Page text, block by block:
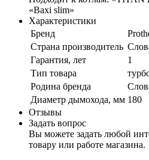
«Baxi slim»
Характеристики
Бренд
Страна производитель
Гарантия, лет
1
Тип товара
Родина бренда
Диаметр дымохода, мм 180
Отзывы
Задать вопрос
Вы можете задать любой
товару или работе магазина.